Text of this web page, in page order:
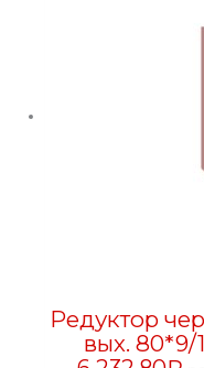
Редуктор
вых. 80*9/